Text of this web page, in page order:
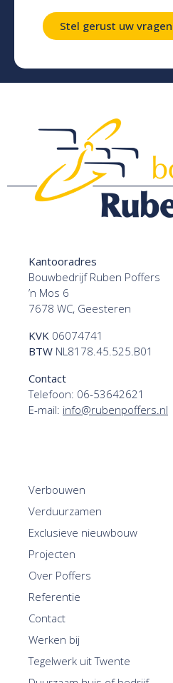
Stel gerust uw vragen
Kantooradres
Bouwbedrijf Ruben Poffers
’n Mos 6
7678 WC, Geesteren
KVK 06074741
BTW NL8178.45.525.B01
Contact
Telefoon: 06-53642621
E-mail: info@rubenpoffers.nl
Verbouwen
Verduurzamen
Exclusieve nieuwbouw
Projecten
Over Poffers
Referentie
Contact
Werken bij
Tegelwerk uit Twente